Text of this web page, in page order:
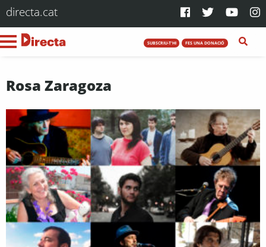
directa.cat
SUBSCRIU-T'HI FES UNA DONACIÓ
Rosa Zaragoza